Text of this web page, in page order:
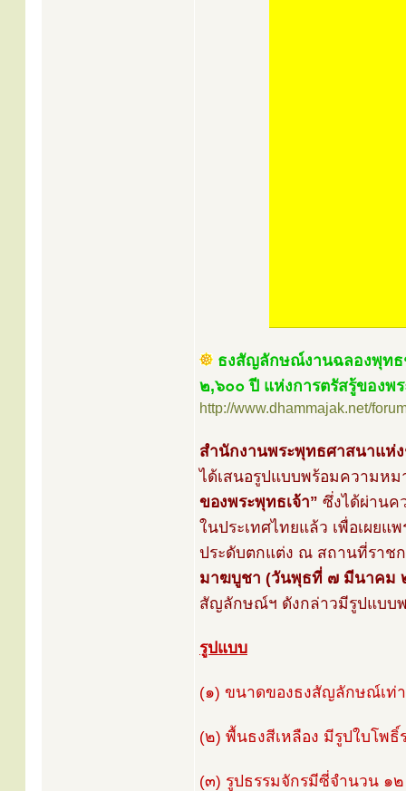
ธงสัญลักษณ์งานฉลองพุท
๒,๖๐๐ ปี แห่งการตรัสรู้ของพ
http://www.dhammajak.net/
สำนักงานพระพุทธศาสนาแห่
ได้เสนอรูปแบบพร้อมความห
ของพระพุทธเจ้า” ซึ่งได้ผ่านค
ในประเทศไทยแล้ว เพื่อเผย
ประดับตกแต่ง ณ สถานที่ราช
มาฆบูชา (วันพุธที่ ๗ มีนาคม
สัญลักษณ์ฯ ดังกล่าวมีรูปแบบ
รูปแบบ
(๑) ขนาดของธงสัญลักษณ์เท่
(๒) พื้นธงสีเหลือง มีรูปใบโพธิ์
(๓) รูปธรรมจักรมีซี่จำนวน